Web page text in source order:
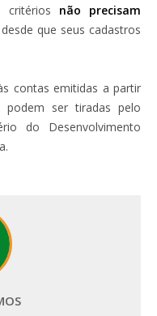
não precisam
que seus cadastros
contas emitidas a partir
podem ser tiradas pelo
do Desenvolvimento